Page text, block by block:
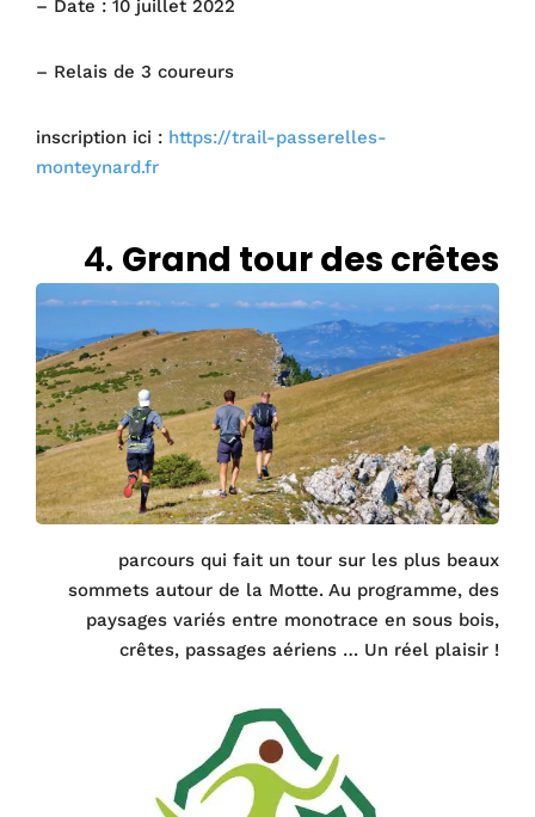
– Date : 10 juillet 2022
– Relais de 3 coureurs
inscription ici : https://trail-passerelles-
monteynard.fr
4. Grand tour des crêtes
parcours qui fait un tour sur les plus beaux
sommets autour de la Motte. Au programme, des
paysages variés entre monotrace en sous bois,
crêtes, passages aériens … Un réel plaisir !